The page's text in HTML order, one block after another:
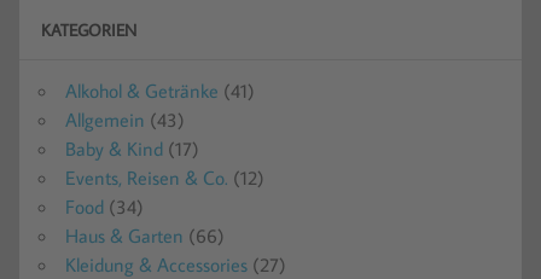
KATEGORIEN
Alkohol & Getränke (41)
Allgemein (43)
Baby & Kind (17)
Events, Reisen & Co. (12)
Food (34)
Haus & Garten (66)
Kleidung & Accessories (27)